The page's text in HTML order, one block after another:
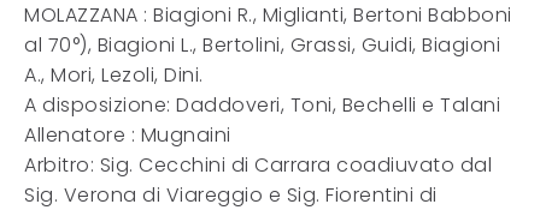
MOLAZZANA : Biagioni R., Miglianti, Bertoni Babboni
al 70°), Biagioni L., Bertolini, Grassi, Guidi, Biagioni
A., Mori, Lezoli, Dini.
A disposizione: Daddoveri, Toni, Bechelli e Talani
Allenatore : Mugnaini
Arbitro: Sig. Cecchini di Carrara coadiuvato dal
Sig. Verona di Viareggio e Sig. Fiorentini di